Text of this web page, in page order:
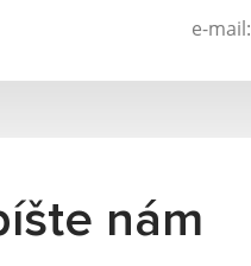
e-mail:
nám